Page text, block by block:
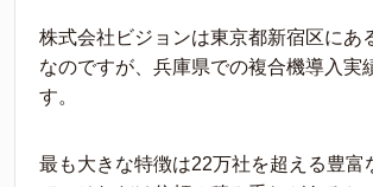
株式会社ビジョンは東京都新宿区にあ
なのですが、兵庫県での複合機導入実
す。
最も大きな特徴は22万社を超える豊富